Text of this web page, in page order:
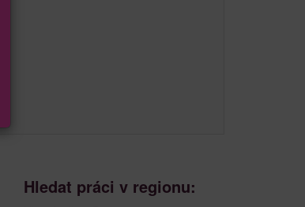
Hledat práci v regionu: